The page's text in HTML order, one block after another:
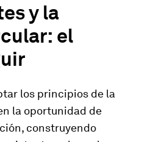
y la
el
los principios de la
la oportunidad de
construyendo